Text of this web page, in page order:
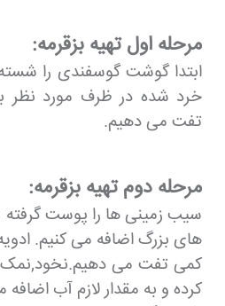
مرحله اول تهیه بزقرمه:
ابتدا گوشت گوسفندی را شسته
تفت می دهیم.
مرحله دوم تهیه بزقرمه:
سیب زمینی ها را پوست
های بزرگ اضافه می کنیم.
کمی تفت می دهیم.نخود,نمک
کرده و به مقدار لازم آب اضافه